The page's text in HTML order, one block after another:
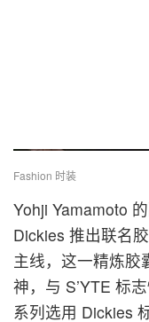
Fashion 时装
Yohji Yamamoto
Dickies 推出联名
主线，这一精炼胶
神，与 S’YTE 标
系列选用 Dickies